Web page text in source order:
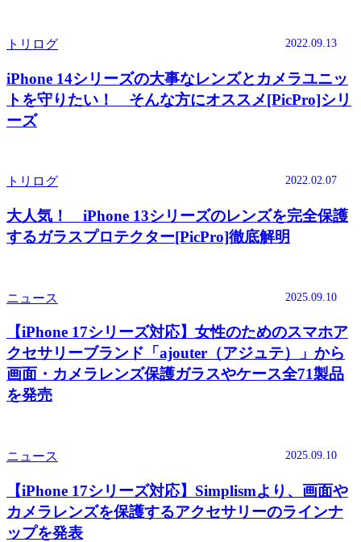
トリログ 2022.09.13
iPhone 14シリーズの大事なレンズとカメラユニッ
トを守りたい！ そんな方にオススメ[PicPro]シリ
ーズ
トリログ 2022.02.07
大人気！ iPhone 13シリーズのレンズを完全保護
するガラスプロテクター[PicPro]徹底解明
ニュース 2025.09.10
【iPhone 17シリーズ対応】女性のためのスマホア
クセサリーブランド「ajouter（アジュテ）」から
画面・カメラレンズ保護ガラスやケース全71製品
を発売
ニュース 2025.09.10
【iPhone 17シリーズ対応】Simplismより、画面や
カメラレンズを保護するアクセサリーのラインナ
ップを発表